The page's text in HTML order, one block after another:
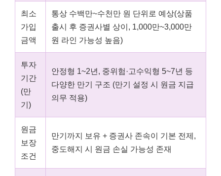
최소
가입
금액
통상 수백만~수천만 원 단위로 예상(상품
출시 후 증권사별 상이, 1,000만~3,000만
원 라인 가능성 높음)
투자
기간
(만
기)
안정형 1~2년, 중위험·고수익형 5~7년 등
다양한 만기 구조 (만기 설정 시 원금 지급
의무 적용)
원금
보장
조건
만기까지 보유 + 증권사 존속이 기본 전제,
중도해지 시 원금 손실 가능성 존재